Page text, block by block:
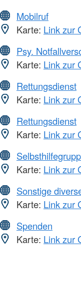
Mobilruf
Karte: Link zur
Psy.
Karte: Link zur
Rettungsdienst
Karte: Link zur
Rettungsdienst
Karte: Link zur
Karte: Link zur
Sonstige
Karte: Link zur
Spenden
Karte: Link zur